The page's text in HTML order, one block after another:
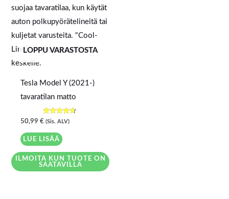
LOPPU VARASTOSTA
Tesla Model Y (2021-)
tavaratilan matto
Arvostelu
tuotteesta:
4.50
/ 5
50,99 € (Sis. ALV)
LUE LISÄÄ
ILMOITA KUN TUOTE ON
SAATAVILLA